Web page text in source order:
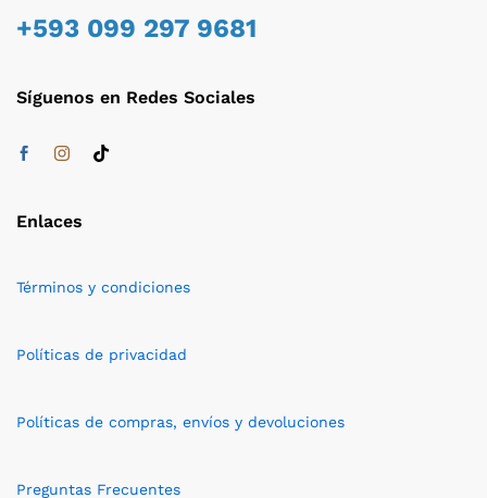
+593 099 297 9681
Síguenos en Redes Sociales
Enlaces
Términos y condiciones
Políticas de privacidad
Políticas de compras, envíos y devoluciones
Preguntas Frecuentes